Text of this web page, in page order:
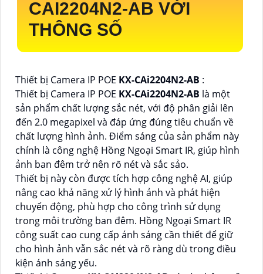
CAI2204N2-AB VỚI
THÔNG SỐ
Thiết bị Camera IP POE KX-CAi2204N2-AB :
Thiết bị Camera IP POE KX-CAi2204N2-AB là một
sản phẩm chất lượng sắc nét, với độ phân giải lên
đến 2.0 megapixel và đáp ứng đúng tiêu chuẩn về
chất lượng hình ảnh. Điểm sáng của sản phẩm này
chính là công nghệ Hồng Ngoại Smart IR, giúp hình
ảnh ban đêm trở nên rõ nét và sắc sảo.
Thiết bị này còn được tích hợp công nghệ AI, giúp
nâng cao khả năng xử lý hình ảnh và phát hiện
chuyển động, phù hợp cho công trình sử dụng
trong môi trường ban đêm. Hồng Ngoại Smart IR
công suất cao cung cấp ánh sáng cần thiết để giữ
cho hình ảnh vẫn sắc nét và rõ ràng dù trong điều
kiện ánh sáng yếu.